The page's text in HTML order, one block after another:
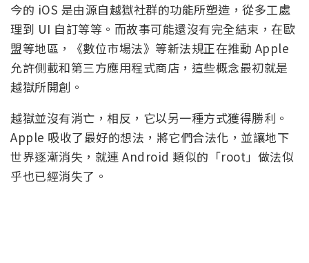
今的 iOS 是由源自越獄社群的功能所塑造，從多工處
理到 UI 自訂等等。而故事可能還沒有完全結束，在歐
盟等地區，《數位市場法》等新法規正在推動 Apple
允許側載和第三方應用程式商店，這些概念最初就是
越獄所開創。
越獄並沒有消亡，相反，它以另一種方式獲得勝利。
Apple 吸收了最好的想法，將它們合法化，並讓地下
世界逐漸消失，就連 Android 類似的「root」做法似
乎也已經消失了。